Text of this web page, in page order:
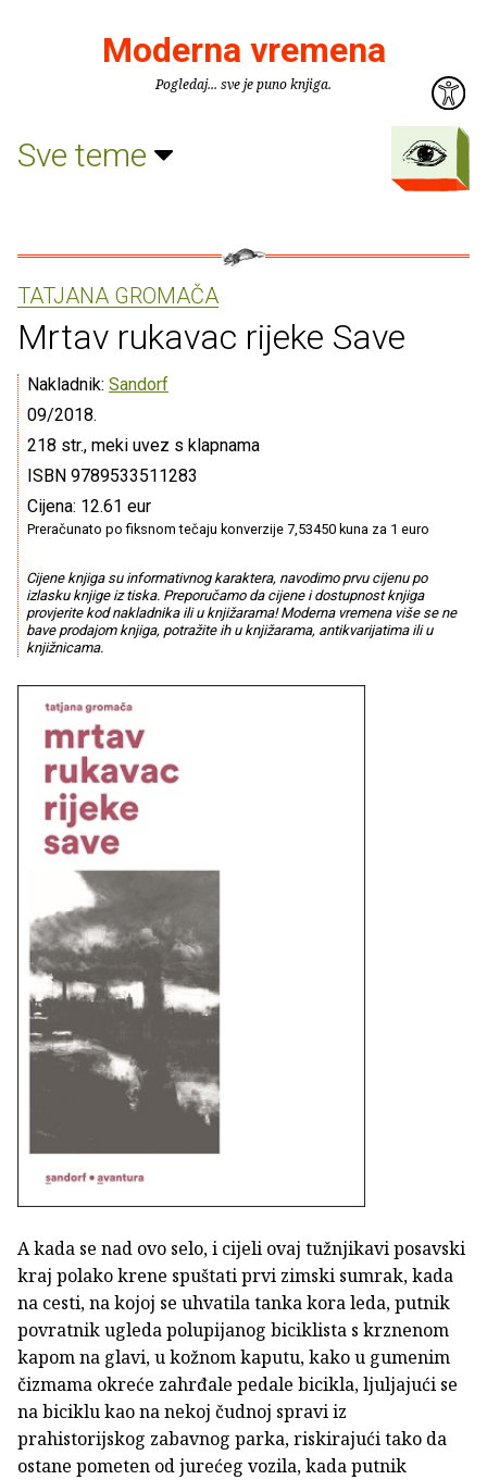
Moderna vremena
Pogledaj... sve je puno knjiga.
Sve teme
TATJANA GROMAČA
Mrtav rukavac rijeke Save
Nakladnik: Sandorf
09/2018.
218 str., meki uvez s klapnama
ISBN 9789533511283
Cijena: 12.61 eur
Preračunato po fiksnom tečaju konverzije 7,53450 kuna za 1 euro
Cijene knjiga su informativnog karaktera, navodimo prvu cijenu po
izlasku knjige iz tiska. Preporučamo da cijene i dostupnost knjiga
provjerite kod nakladnika ili u knjižarama! Moderna vremena više se ne
bave prodajom knjiga, potražite ih u knjižarama, antikvarijatima ili u
knjižnicama.
A kada se nad ovo selo, i cijeli ovaj tužnjikavi posavski
kraj polako krene spuštati prvi zimski sumrak, kada
na cesti, na kojoj se uhvatila tanka kora leda, putnik
povratnik ugleda polupijanog biciklista s krznenom
kapom na glavi, u kožnom kaputu, kako u gumenim
čizmama okreće zahrđale pedale bicikla, ljuljajući se
na biciklu kao na nekoj čudnoj spravi iz
prahistorijskog zabavnog parka, riskirajući tako da
ostane pometen od jurećeg vozila, kada putnik